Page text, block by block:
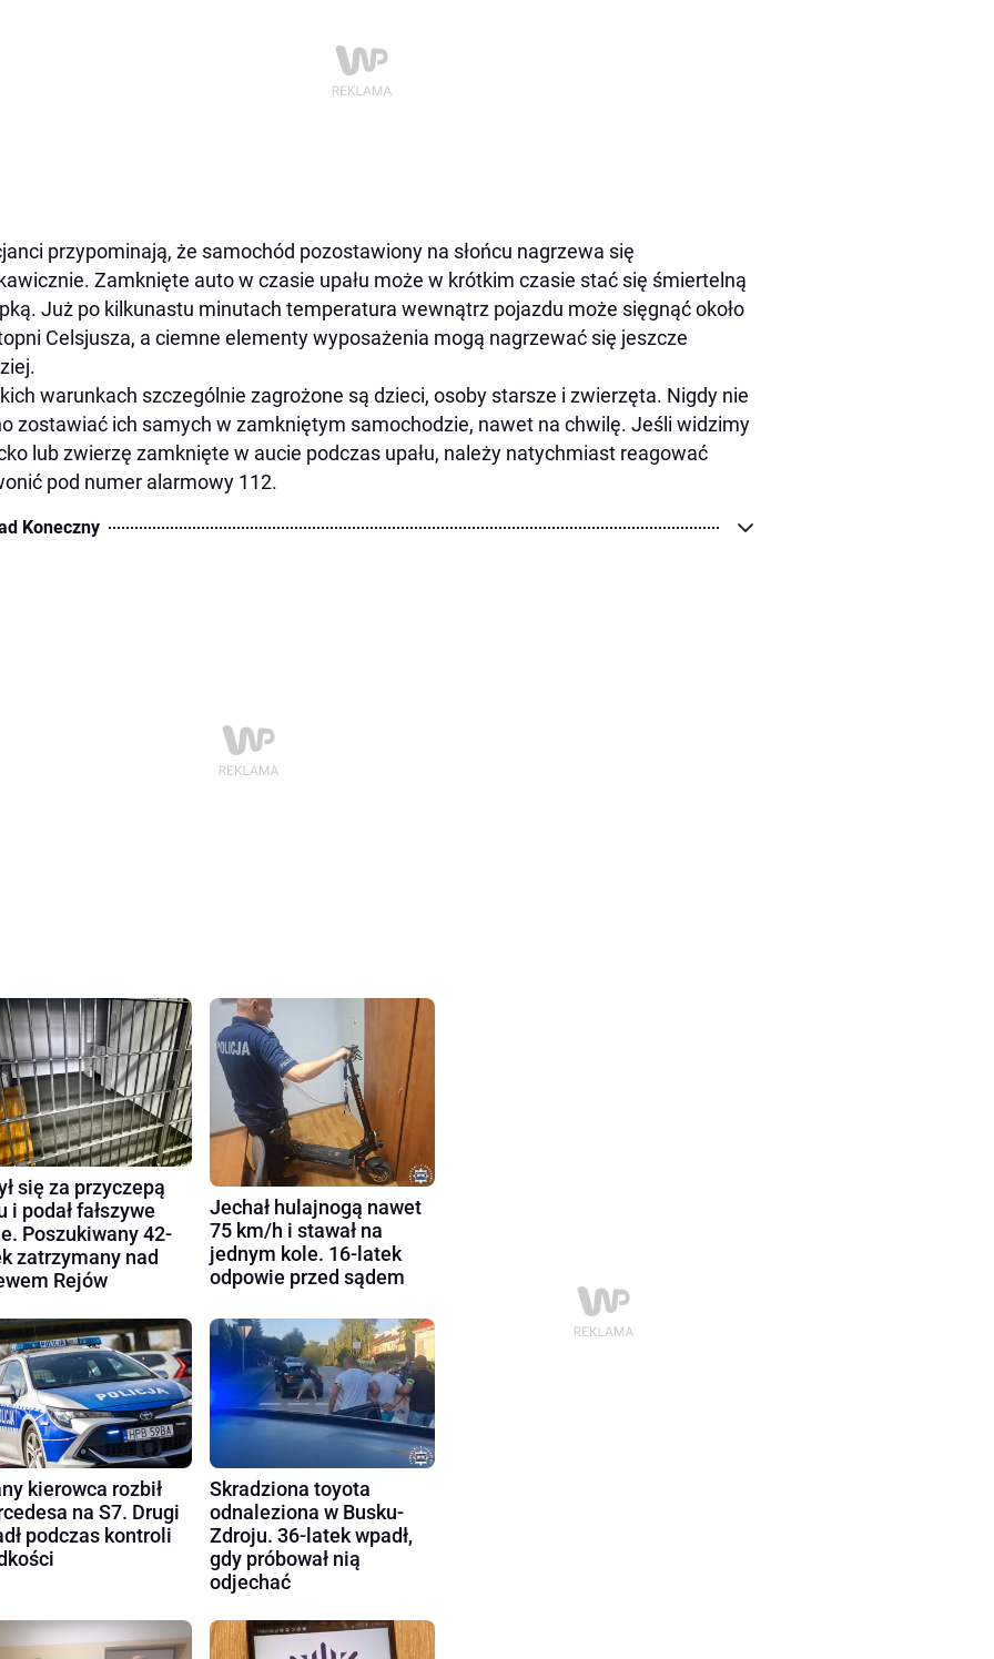
przypominają, że samochód pozostawiony na słońcu nagrzewa się
Zamknięte auto w czasie upału może w krótkim czasie stać się śmiertelną
Już po kilkunastu minutach temperatura wewnątrz pojazdu może sięgnąć około
Celsjusza, a ciemne elementy wyposażenia mogą nagrzewać się jeszcze
warunkach szczególnie zagrożone są dzieci, osoby starsze i zwierzęta. Nigdy nie
zostawiać ich samych w zamkniętym samochodzie, nawet na chwilę. Jeśli widzimy
lub zwierzę zamknięte w aucie podczas upału, należy natychmiast reagować
pod numer alarmowy 112.
Koneczny
się za przyczepą
i podał fałszywe
Poszukiwany 42-
zatrzymany nad
Rejów
Jechał hulajnogą nawet
75 km/h i stawał na
jednym kole. 16-latek
odpowie przed sądem
kierowca rozbił
na S7. Drugi
podczas kontroli
Skradziona toyota
odnaleziona w Busku-
Zdroju. 36-latek wpadł,
gdy próbował nią
odjechać